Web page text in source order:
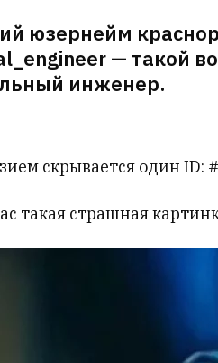
юзернейм
— такой
инженер.
скрывается один ID:
такая страшная